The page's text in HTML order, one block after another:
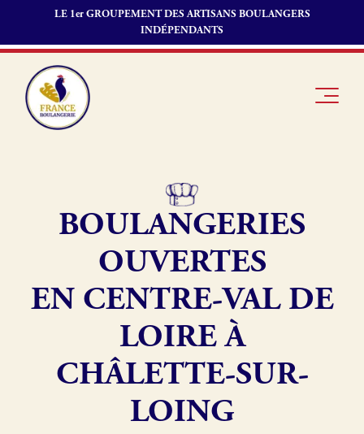
LE 1er GROUPEMENT DES ARTISANS BOULANGERS
INDÉPENDANTS
Je suis
Je découvre
Boulangerie
France
Boulangerie
Je référence
Offres
Fonds de
Actualités
Je suis
BOULANGERIES
OUVERTES
EN CENTRE-VAL DE
LOIRE À
CHÂLETTE-SUR-
LOING